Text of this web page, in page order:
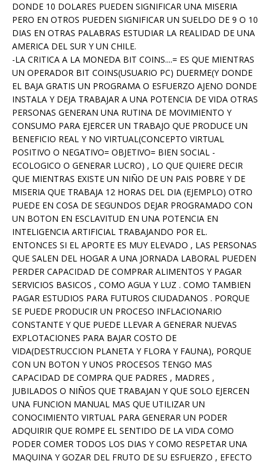
DONDE 10 DOLARES PUEDEN SIGNIFICAR UNA MISERIA
PERO EN OTROS PUEDEN SIGNIFICAR UN SUELDO DE 9 O 10
DIAS EN OTRAS PALABRAS ESTUDIAR LA REALIDAD DE UNA
AMERICA DEL SUR Y UN CHILE.
-LA CRITICA A LA MONEDA BIT COINS....= ES QUE MIENTRAS
UN OPERADOR BIT COINS(USUARIO PC) DUERME(Y DONDE
EL BAJA GRATIS UN PROGRAMA O ESFUERZO AJENO DONDE
INSTALA Y DEJA TRABAJAR A UNA POTENCIA DE VIDA OTRAS
PERSONAS GENERAN UNA RUTINA DE MOVIMIENTO Y
CONSUMO PARA EJERCER UN TRABAJO QUE PRODUCE UN
BENEFICIO REAL Y NO VIRTUAL(CONCEPTO VIRTUAL
POSITIVO O NEGATIVO= OBJETIVO= BIEN SOCIAL -
ECOLOGICO O GENERAR LUCRO) , LO QUE QUIERE DECIR
QUE MIENTRAS EXISTE UN NIÑO DE UN PAIS POBRE Y DE
MISERIA QUE TRABAJA 12 HORAS DEL DIA (EJEMPLO) OTRO
PUEDE EN COSA DE SEGUNDOS DEJAR PROGRAMADO CON
UN BOTON EN ESCLAVITUD EN UNA POTENCIA EN
INTELIGENCIA ARTIFICIAL TRABAJANDO POR EL.
ENTONCES SI EL APORTE ES MUY ELEVADO , LAS PERSONAS
QUE SALEN DEL HOGAR A UNA JORNADA LABORAL PUEDEN
PERDER CAPACIDAD DE COMPRAR ALIMENTOS Y PAGAR
SERVICIOS BASICOS , COMO AGUA Y LUZ . COMO TAMBIEN
PAGAR ESTUDIOS PARA FUTUROS CIUDADANOS . PORQUE
SE PUEDE PRODUCIR UN PROCESO INFLACIONARIO
CONSTANTE Y QUE PUEDE LLEVAR A GENERAR NUEVAS
EXPLOTACIONES PARA BAJAR COSTO DE
VIDA(DESTRUCCION PLANETA Y FLORA Y FAUNA), PORQUE
CON UN BOTON Y UNOS PROCESOS TENGO MAS
CAPACIDAD DE COMPRA QUE PADRES , MADRES ,
JUBILADOS O NIÑOS QUE TRABAJAN Y QUE SOLO EJERCEN
UNA FUNCION MANUAL MAS QUE UTILIZAR UN
CONOCIMIENTO VIRTUAL PARA GENERAR UN PODER
ADQUIRIR QUE ROMPE EL SENTIDO DE LA VIDA COMO
PODER COMER TODOS LOS DIAS Y COMO RESPETAR UNA
MAQUINA Y GOZAR DEL FRUTO DE SU ESFUERZO , EFECTO